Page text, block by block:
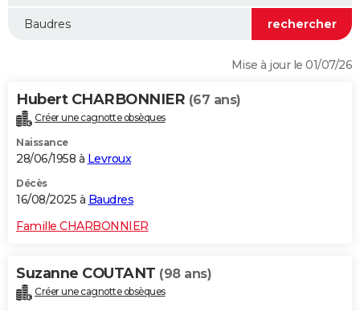
WEEK-END
Alimentation
Guide de la santé
Maladies
Médicaments
Sommeil
VOYAGE
Destinations
City break
Voyage nature
Voyage de noces
Forum
Climat
+PHOTO
GUIDES D'ACHAT
Carte de Noël
Carte Bonne année
Carte Saint-Valentin
Carte Pâques
Carte d'anniversaire
DICTIONNAIRE
Dictionnaire
Biographies
Citations
Expressions
Proverbes
Mise à jour le 01/07/26
Hubert CHARBONNIER (67 ans)
Créer une cagnotte obsèques
Naissance
28/06/1958 à Levroux
Décès
16/08/2025 à Baudres
Famille CHARBONNIER
Suzanne COUTANT (98 ans)
Créer une cagnotte obsèques